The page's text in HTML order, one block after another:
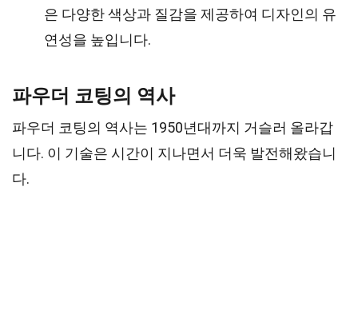
은 다양한 색상과 질감을 제공하여 디자인의 유
연성을 높입니다.
파우더 코팅의 역사
파우더 코팅의 역사는 1950년대까지 거슬러 올라갑
니다. 이 기술은 시간이 지나면서 더욱 발전해왔습니
다.